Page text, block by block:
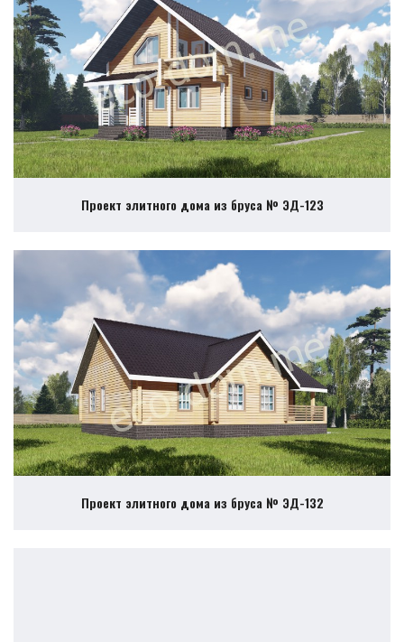
Проект элитного дома из бруса № ЭД-123
Проект элитного дома из бруса № ЭД-132